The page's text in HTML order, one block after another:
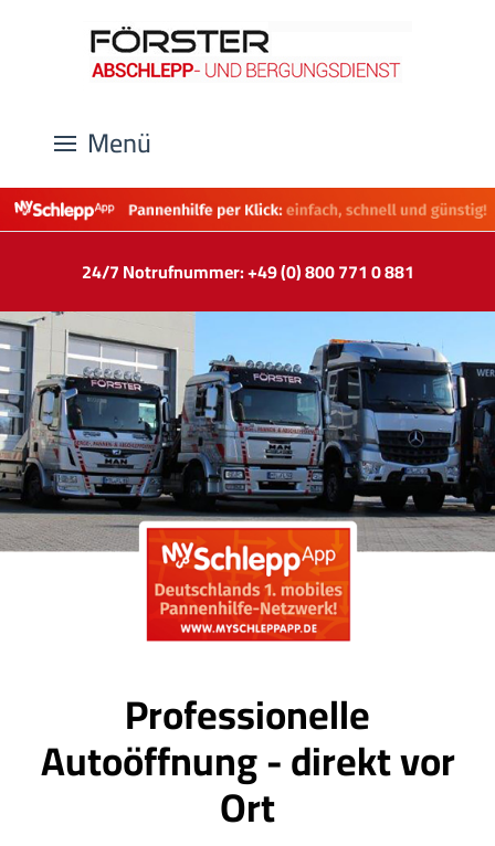
Menü
24/7 Notrufnummer: +49 (0) 800 771 0 881
Professionelle
Autoöffnung - direkt vor
Ort